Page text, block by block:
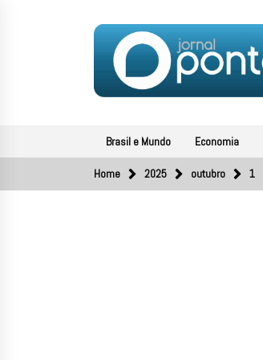
Brasil e Mundo Economia
Home 2025 outubro 1